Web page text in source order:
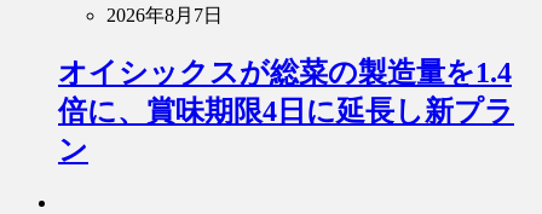
2026年8月7日
オイシックスが総菜の製造量を1.4
倍に、賞味期限4日に延長し新プラ
ン